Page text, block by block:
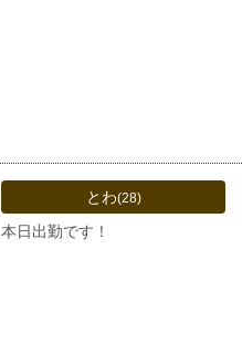
とわ(28)
本日出勤です！